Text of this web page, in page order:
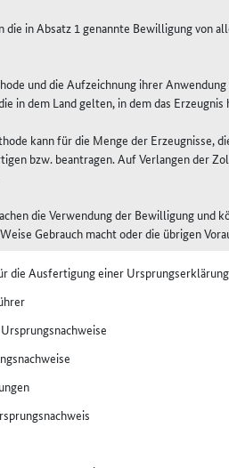
in Absatz 1 genannte Bewilligung von
und die Aufzeichnung ihrer
in dem Land gelten, in dem das
kann für die Menge der Erzeugnisse,
bzw. beantragen. Auf Verlangen der
die Verwendung der Bewilligung und
Gebrauch macht oder die übrigen
die Ausfertigung einer